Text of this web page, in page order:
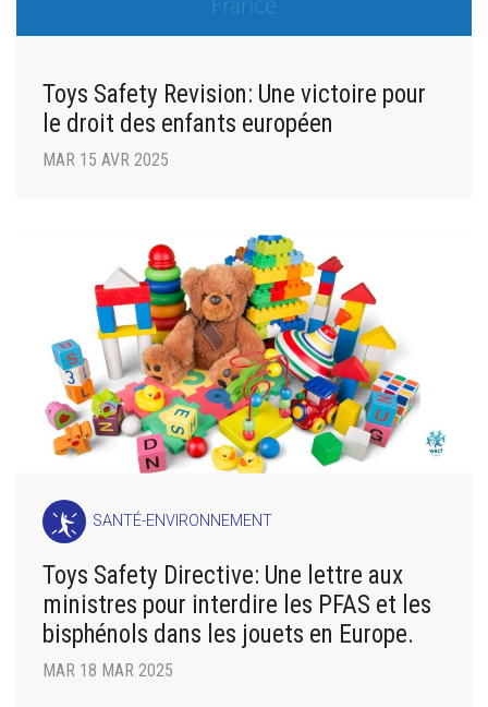
Toys Safety Revision: Une victoire pour
le droit des enfants européen
MAR 15 AVR 2025
SANTÉ-ENVIRONNEMENT
Toys Safety Directive: Une lettre aux
ministres pour interdire les PFAS et les
bisphénols dans les jouets en Europe.
MAR 18 MAR 2025